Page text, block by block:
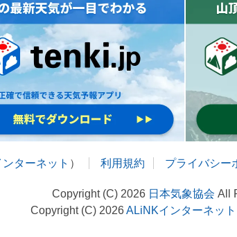
ターネット ） 利用規約 プライバシー
Copyright (C) 2026 日本気象協会 All
Copyright (C) 2026ALiNKインターネット